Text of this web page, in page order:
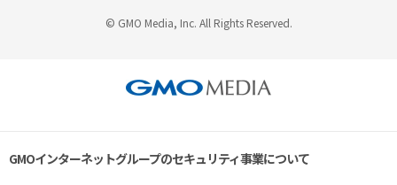
© GMO Media, Inc. All Rights Reserved.
GMOインターネットグループのセキュリティ事業について